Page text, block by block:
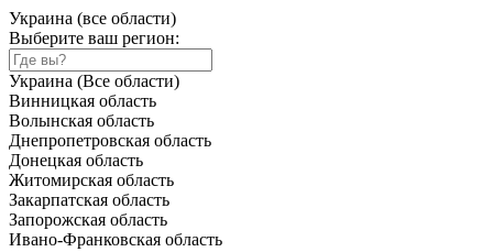
Украина (все области)
Выберите ваш регион:
Украина (Все области)
Винницкая область
Волынская область
Днепропетровская область
Донецкая область
Житомирская область
Закарпатская область
Запорожская область
Ивано-Франковская область